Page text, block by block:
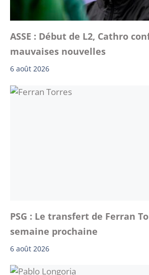
ASSE : Début de L2, Cathro
mauvaises nouvelles
6 août 2026
PSG : Le transfert de Ferran
semaine prochaine
6 août 2026